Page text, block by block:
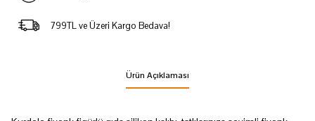
799TL ve Üzeri Kargo Bedava!
Ürün Açıklaması